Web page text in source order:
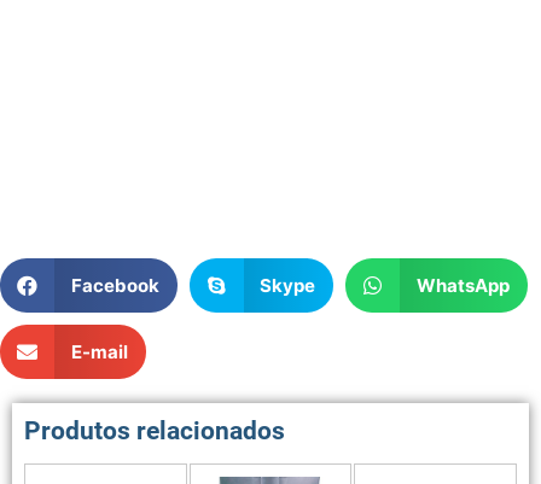
Facebook Skype WhatsApp
E-mail
Produtos relacionados